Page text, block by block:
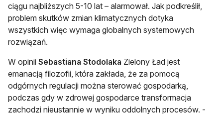
ciągu najbliższych 5-10 lat – alarmował. Jak podkreślił,
problem skutków zmian klimatycznych dotyka
wszystkich więc wymaga globalnych systemowych
rozwiązań.
W opinii Sebastiana Stodolaka Zielony Ład jest
emanacją filozofii, która zakłada, że za pomocą
odgórnych regulacji można sterować gospodarką,
podczas gdy w zdrowej gospodarce transformacja
zachodzi nieustannie w wyniku oddolnych procesów. -